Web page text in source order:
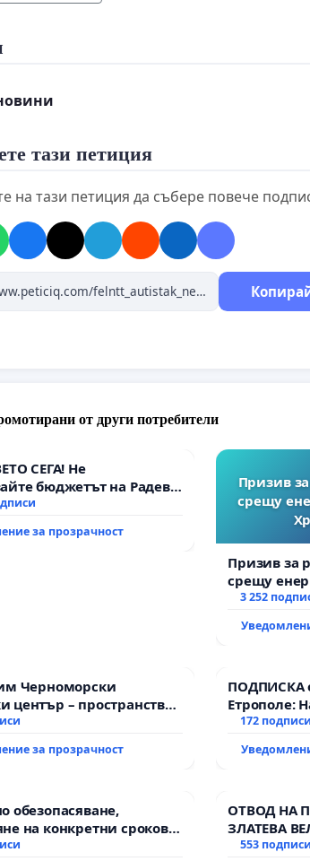
készült szakvélemények
megfelelnek a szakmai kritériumoknak és
gyors és egyszerű
jogosult legyen a támogatásokra.
és emberi méltóságot minden felnőtt
függetlenül attól, hol készült a diagnózisa.
te is!
hogy a felnőtt autisták láthatatlanok
тази петиция
на тази петиция да събере повече
от други потребители
СЕГА! Не
бюджетът на Радев
парите и правата ни в
за прозрачност
Призив
срещу
Призив за
срещу
Христо
3 252
Черноморски
център – пространство
на Варна
за прозрачност
ПОДПИСКА
Етрополе:
гаранции
всички
172 подписи
обезопасяване,
на конкретни срокове
на цялостна
ОТВОД НА
ЗЛАТЕВА
553 подписи